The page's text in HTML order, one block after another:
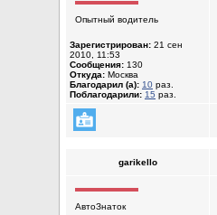
Опытный водитель
Зарегистрирован: 21 сен
2010, 11:53
Сообщения: 130
Откуда: Москва
Благодарил (а): 10 раз.
Поблагодарили: 15 раз.
garikello
АвтоЗнаток